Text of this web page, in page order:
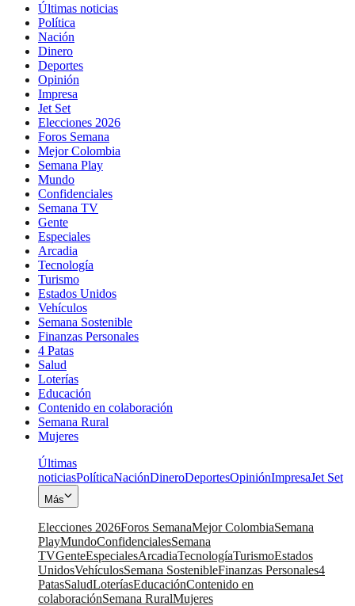
Últimas noticias
Política
Nación
Dinero
Deportes
Opinión
Impresa
Jet Set
Elecciones 2026
Foros Semana
Mejor Colombia
Semana Play
Mundo
Confidenciales
Semana TV
Gente
Especiales
Arcadia
Tecnología
Turismo
Estados Unidos
Vehículos
Semana Sostenible
Finanzas Personales
4 Patas
Salud
Loterías
Educación
Contenido en colaboración
Semana Rural
Mujeres
Últimas
noticiasPolíticaNaciónDineroDeportesOpiniónImpresaJet Set
Más
Elecciones 2026Foros SemanaMejor ColombiaSemana
PlayMundoConfidencialesSemana
TVGenteEspecialesArcadiaTecnologíaTurismoEstados
UnidosVehículosSemana SostenibleFinanzas Personales4
PatasSaludLoteríasEducaciónContenido en
colaboraciónSemana RuralMujeres